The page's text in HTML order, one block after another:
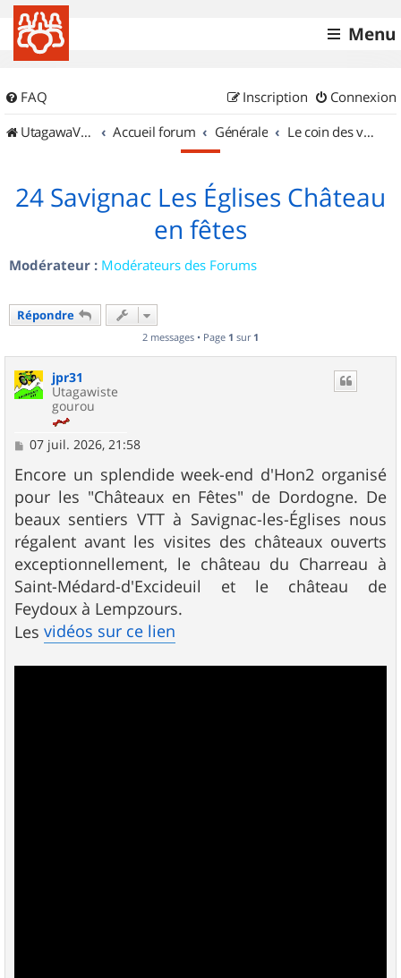
Menu
FAQ Connexion
Inscription
UtagawaVTT (Randos VTT et VTTAE avec traces GPS)
Accueil forum Générale Le coin des vidéastes
24 Savignac Les Églises Château
en fêtes
Modérateur : Modérateurs des Forums
Répondre
2 messages • Page 1 sur 1
jpr31
Utagawiste
gourou
M
s
s
a
g
e
07 juil. 2026, 21:58
Encore un splendide week-end d'Hon2 organisé
pour les "Châteaux en Fêtes" de Dordogne. De
beaux sentiers VTT à Savignac-les-Églises nous
régalent avant les visites des châteaux ouverts
exceptionnellement, le château du Charreau à
Saint-Médard-d'Excideuil et le château de
Feydoux à Lempzours.
Les vidéos sur ce lien